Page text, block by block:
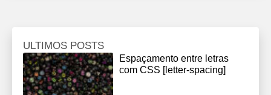
ULTIMOS POSTS
Espaçamento entre letras
com CSS [letter-spacing]